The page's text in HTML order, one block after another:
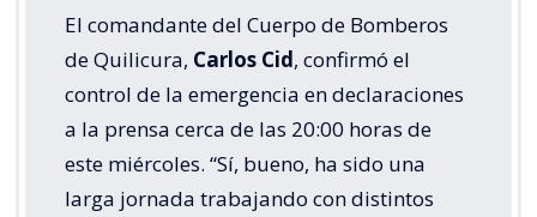
El comandante del Cuerpo de Bomberos
de Quilicura, Carlos Cid, confirmó el
control de la emergencia en declaraciones
a la prensa cerca de las 20:00 horas de
este miércoles. “Sí, bueno, ha sido una
larga jornada trabajando con distintos